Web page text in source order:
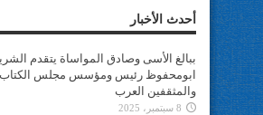
أحدث الأخبار
ببالغ الأسى وصادق المواساة يتقدم
ابومحفوظ رئيس ومؤسس مجلس الكتاب
والمثقفين العرب
8 سبتمبر، 2025